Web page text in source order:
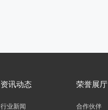
资讯动态
行业新闻
荣誉展厅
合作伙伴